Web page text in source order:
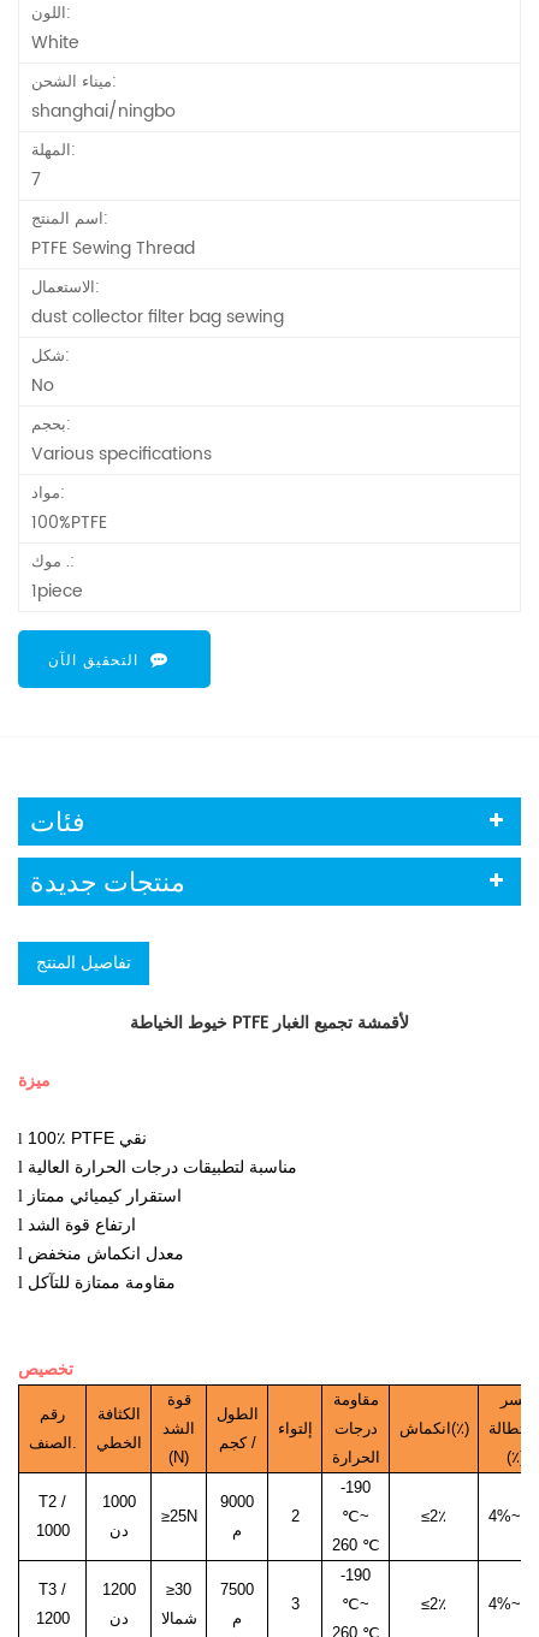
اللون:
White
ميناء الشحن:
shanghai/ningbo
المهلة:
7
اسم المنتج:
PTFE Sewing Thread
الاستعمال:
dust collector filter bag sewing
شكل:
No
بحجم:
Various specifications
مواد:
100%PTFE
موك .:
1piece
التحقيق الآن
فئات
منتجات جديدة
تفاصيل المنتج
خيوط الخياطة PTFE لأقمشة تجميع الغبار
ميزة
l 100٪ PTFE نقي
l مناسبة لتطبيقات درجات الحرارة العالية
l استقرار كيميائي ممتاز
l ارتفاع قوة الشد
l معدل انكماش منخفض
l مقاومة ممتازة للتآكل
تخصيص
رقم
الصنف.
الكثافة
الخطي
قوة
الشد
(N)
الطول
/ كجم
إلتواء
مقاومة
درجات
الحرارة
انكماش(٪)
كسر
(٪)
T2 /
1000
1000
دن
≥25N
9000
م
2
-190
℃~
260 ℃
≤2٪ 4%~
T3 /
1200
1200
دن
≥30
شمالا
7500
م
3
-190
℃~
260 ℃
≤2٪ 4%~